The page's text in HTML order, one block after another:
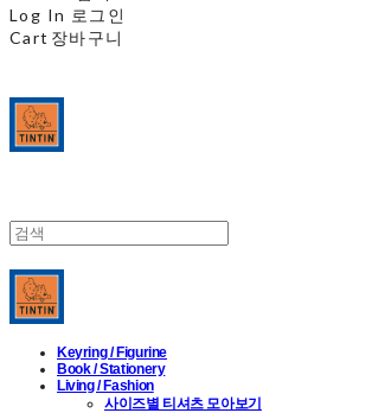
Log In 로그인
Cart 장바구니
Keyring / Figurine
Book / Stationery
Living / Fashion
사이즈별 티셔츠 모아보기